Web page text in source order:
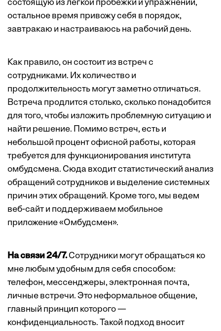
состоящую из легкой пробежки и упражнений,
остальное время привожу себя в порядок,
завтракаю и настраиваюсь на рабочий день.
Как правило, он состоит из встреч с
сотрудниками. Их количество и
продолжительность могут заметно отличаться.
Встреча продлится столько, сколько понадобится
для того, чтобы изложить проблемную ситуацию и
найти решение. Помимо встреч, есть и
небольшой процент офисной работы, которая
требуется для функционирования института
омбудсмена. Сюда входит статистический анализ
обращений сотрудников и выделение системных
причин этих обращений. Кроме того, мы ведем
веб-сайт и поддерживаем мобильное
приложение «Омбудсмен».
На связи 24/7.Сотрудники могут обращаться ко
мне любым удобным для себя способом:
телефон, мессенджеры, электронная почта,
личные встречи. Это неформальное общение,
главный принцип которого —
конфиденциальность. Такой подход вносит